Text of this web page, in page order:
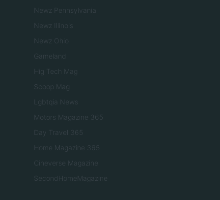
Newz Pennsylvania
Newz Illinois
Newz Ohio
Gameland
Hig Tech Mag
Scoop Mag
Lgbtqia News
Motors Magazine 365
Day Travel 365
Home Magazine 365
Cineverse Magazine
SecondHomeMagazine